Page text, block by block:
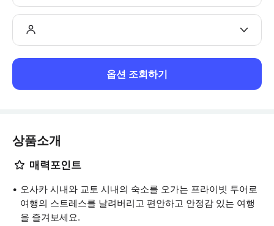
옵션 조회하기
상품소개
매력포인트
오사카 시내와 교토 시내의 숙소를 오가는 프라이빗 투어로
여행의 스트레스를 날려버리고 편안하고 안정감 있는 여행
을 즐겨보세요.